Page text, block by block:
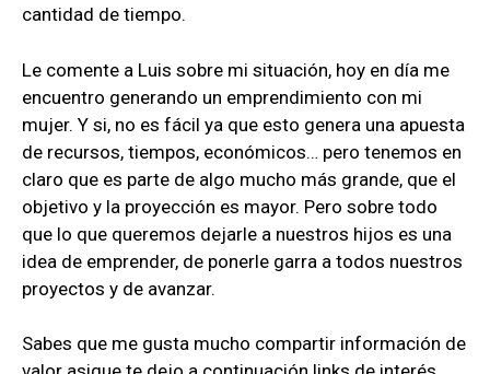
cantidad de tiempo.
Le comente a Luis sobre mi situación, hoy en día me
encuentro generando un emprendimiento con mi
mujer. Y si, no es fácil ya que esto genera una apuesta
de recursos, tiempos, económicos… pero tenemos en
claro que es parte de algo mucho más grande, que el
objetivo y la proyección es mayor. Pero sobre todo
que lo que queremos dejarle a nuestros hijos es una
idea de emprender, de ponerle garra a todos nuestros
proyectos y de avanzar.
Sabes que me gusta mucho compartir información de